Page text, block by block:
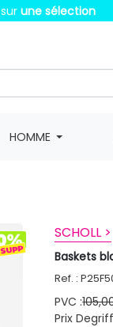
sur une sélection
HOMME
SCHOLL >
Baskets
Ref. :
PVC :
Prix